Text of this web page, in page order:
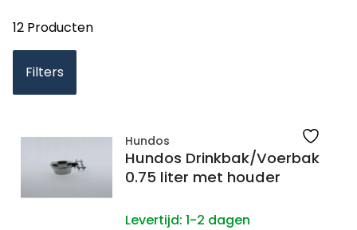
12 Producten
Filters
Hundos
Hundos Drinkbak/Voerbak
0.75 liter met houder
Levertijd: 1-2 dagen